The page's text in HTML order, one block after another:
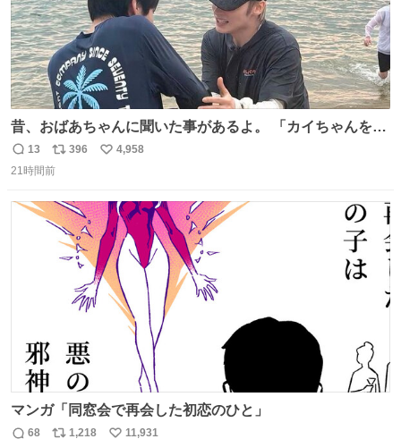
昔、おばあちゃんに聞いた事があるよ。 「カイちゃんをい
じめると、アイツが海から上がって来るぞ。」って。
返
信
13
リ
ポ
ト
数
396
い
数
4,958
21時間前
マンガ「同窓会で再会した初恋のひと」
68 1,218 11,931